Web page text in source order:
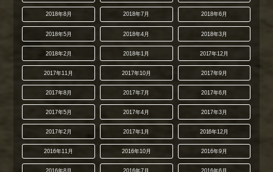
2018年8月 2018年7月 2018年6月
2018年5月 2018年4月 2018年3月
2018年2月 2018年1月 2017年12月
2017年11月 2017年10月 2017年9月
2017年8月 2017年7月 2017年6月
2017年5月 2017年4月 2017年3月
2017年2月 2017年1月 2016年12月
2016年11月 2016年10月 2016年9月
2016年8月 2016年7月 2016年6月